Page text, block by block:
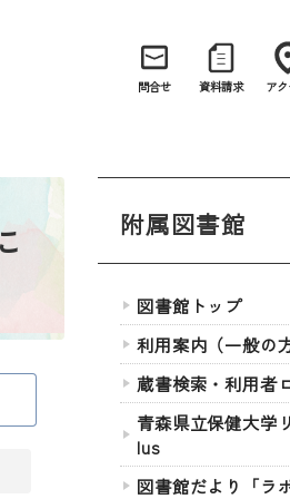
問合せ 資料請求 ア
附属図書館
図書館トップ
利用案内（一般の
蔵書検索・利用者
青森県立保健大学
lus
図書館だより「ラ